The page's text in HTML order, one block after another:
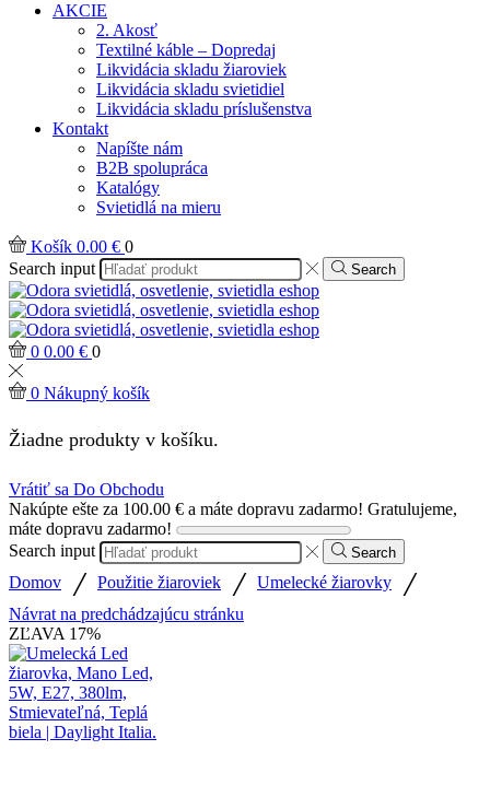
AKCIE
2. Akosť
Textilné káble – Dopredaj
Likvidácia skladu žiaroviek
Likvidácia skladu svietidiel
Likvidácia skladu príslušenstva
Kontakt
Napíšte nám
B2B spolupráca
Katalógy
Svietidlá na mieru
Košík 0.00 € 0
Search input
Search
0 0.00 € 0
0 Nákupný košík
Žiadne produkty v košíku.
Vrátiť sa Do Obchodu
Nakúpte ešte za 100.00 € a máte dopravu zadarmo! Gratulujeme,
máte dopravu zadarmo!
Search input
Search
Domov / Použitie žiaroviek / Umelecké žiarovky /
Návrat na predchádzajúcu stránku
ZĽAVA 17%